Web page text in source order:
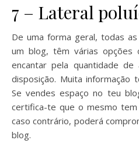
7 – Lateral
De uma forma geral, todas
um blog, têm várias opções
encantar pela quantidade
disposição. Muita informação
Se vendes espaço no teu
certifica-te que o mesmo tem
caso contrário, poderá
blog.